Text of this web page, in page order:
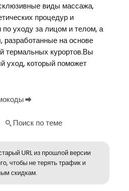
виды массажа,
процедур и
уходу за лицом и телом, а
на основе
термальных курортов.Вы
уход, который поможет
Поиск по теме
URL из прошлой версии
чтобы не терять трафик и
скидкам.